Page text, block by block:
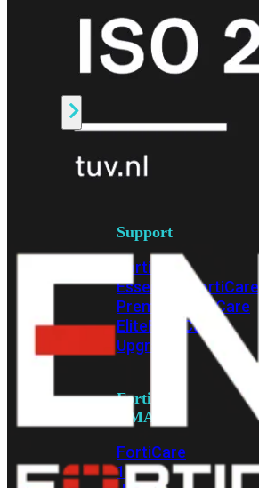
80F
FortiWiFi
81F
Licenties
bekijken
Support
FortiCare
Essentials
FortiCare
Premium
FortiCare
EliteFortiCare
Upgrades
FortiCare
RMA
FortiCare
1